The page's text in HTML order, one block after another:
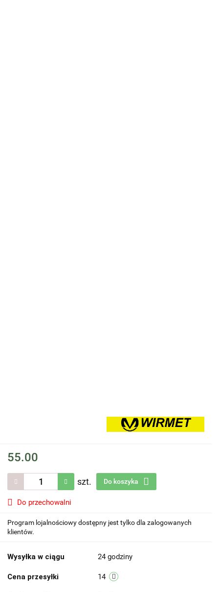
55.00
szt. Do koszyka
Do przechowalni
Program lojalnościowy dostępny jest tylko dla zalogowanych
klientów.
Wysyłka w ciągu 24 godziny
Cena przesyłki 14